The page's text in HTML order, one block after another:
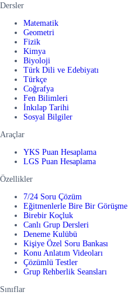
Dersler
Matematik
Geometri
Fizik
Kimya
Biyoloji
Türk Dili ve Edebiyatı
Türkçe
Coğrafya
Fen Bilimleri
İnkılap Tarihi
Sosyal Bilgiler
Araçlar
YKS Puan Hesaplama
LGS Puan Hesaplama
Özellikler
7/24 Soru Çözüm
Eğitmenlerle Bire Bir Görüşme
Birebir Koçluk
Canlı Grup Dersleri
Deneme Kulübü
Kişiye Özel Soru Bankası
Konu Anlatım Videoları
Çözümlü Testler
Grup Rehberlik Seansları
Sınıflar